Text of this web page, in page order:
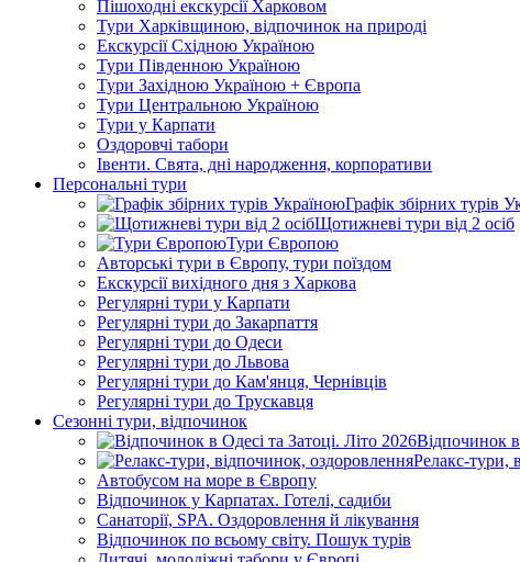
Пішоходні екскурсії Харковом
Тури Харківщиною, відпочинок на природі
Екскурсії Східною Україною
Тури Південною Україною
Тури Західною Україною + Європа
Тури Центральною Україною
Тури у Карпати
Оздоровчі табори
Івенти. Свята, дні народження, корпоративи
Персональні тури
Графік збірних турів
Щотижневі тури від 2 осіб
Тури Європою
Авторські тури в Європу, тури поїздом
Екскурсії вихідного дня з Харкова
Регулярні тури у Карпати
Регулярні тури до Закарпаття
Регулярні тури до Одеси
Регулярні тури до Львова
Регулярні тури до Кам'янця, Чернівців
Регулярні тури до Трускавця
Сезонні тури, відпочинок
Відпочинок в
Релакс-тури,
Автобусом на море в Європу
Відпочинок у Карпатах. Готелі, садиби
Санаторії, SPA. Оздоровлення й лікування
Відпочинок по всьому світу. Пошук турів